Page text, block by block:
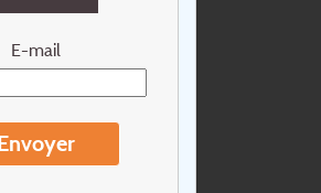
E-mailNewsletter
Conditions de voyage